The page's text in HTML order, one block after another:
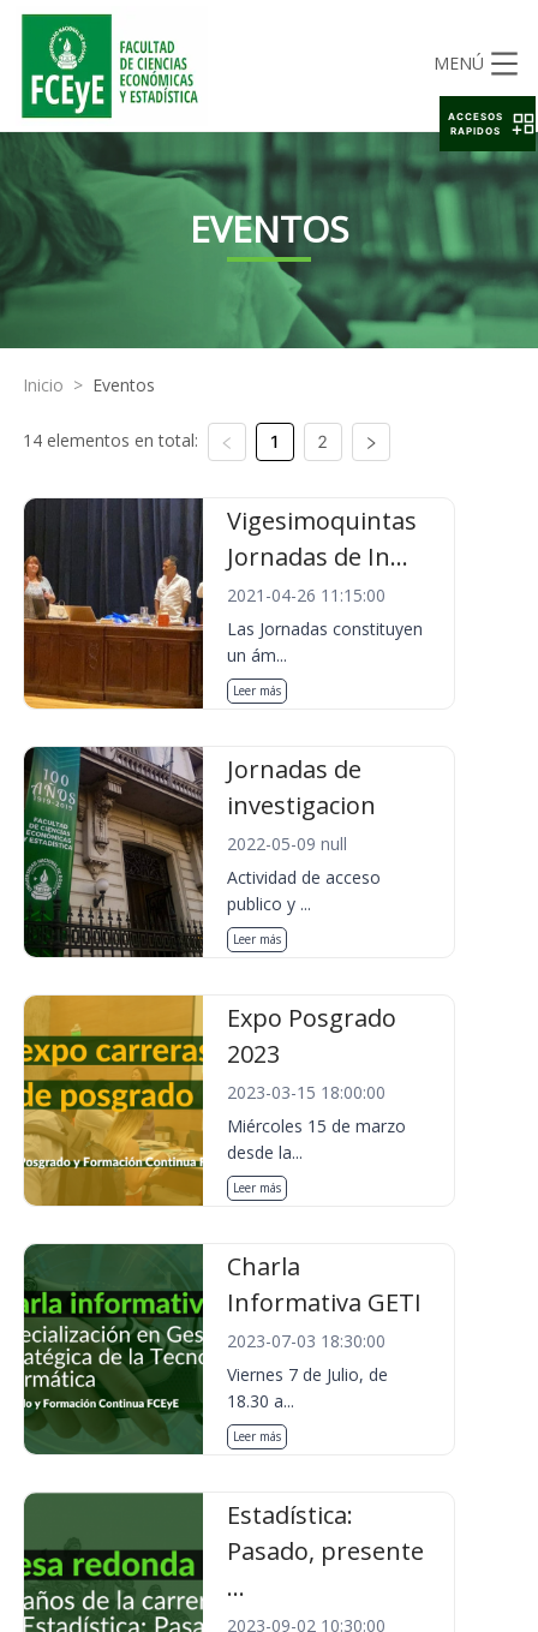
MENÚ
EVENTOS
Inicio > Eventos
14 elementos en total: 1 2
Vigesimoquintas
Jornadas de In...
2021-04-26 11:15:00
Las Jornadas constituyen
un ám...
Leer más
Jornadas de
investigacion
2022-05-09 null
Actividad de acceso
publico y ...
Leer más
Expo Posgrado
2023
2023-03-15 18:00:00
Miércoles 15 de marzo
desde la...
Leer más
Charla
Informativa GETI
2023-07-03 18:30:00
Viernes 7 de Julio, de
18.30 a...
Leer más
Estadística:
Pasado, presente
...
2023-09-02 10:30:00
ACCESOS
RAPIDOS